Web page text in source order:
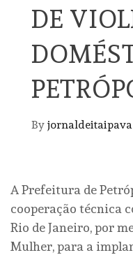
DE
By jornaldeitaipava
A Prefeitura de
cooperação técnica
Rio de Janeiro, por
Mulher, para a